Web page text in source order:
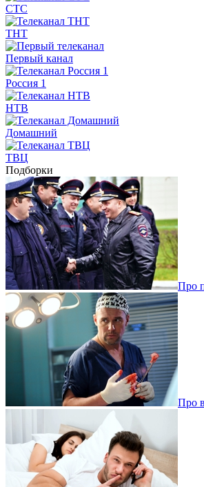
СТС
ТНТ
Первый канал
Россия 1
НТВ
Домашний
ТВЦ
Подборки
Про
Про